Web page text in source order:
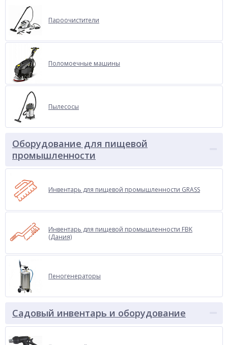
Пароочистители
Поломоечные машины
Пылесосы
Оборудование для пищевой
промышленности
Инвентарь для пищевой промышленности GRASS
Инвентарь для пищевой промышленности FBK
(Дания)
Пеногенераторы
Садовый инвентарь и оборудование